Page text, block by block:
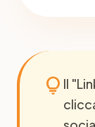
lightbulb Il